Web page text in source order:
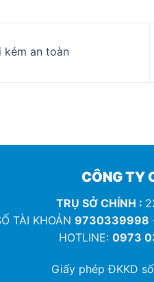
kém an toàn
CÔNG TY
TRỤ SỞ CHÍNH :
TÀI KHOẢN 9730339998
HOTLINE: 0973
Giấy phép ĐKKD